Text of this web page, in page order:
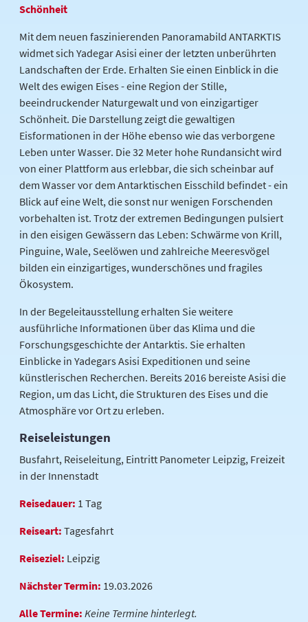
Schönheit
Mit dem neuen faszinierenden Panoramabild ANTARKTIS
widmet sich Yadegar Asisi einer der letzten unberührten
Landschaften der Erde. Erhalten Sie einen Einblick in die
Welt des ewigen Eises - eine Region der Stille,
beeindruckender Naturgewalt und von einzigartiger
Schönheit. Die Darstellung zeigt die gewaltigen
Eisformationen in der Höhe ebenso wie das verborgene
Leben unter Wasser. Die 32 Meter hohe Rundansicht wird
von einer Plattform aus erlebbar, die sich scheinbar auf
dem Wasser vor dem Antarktischen Eisschild befindet - ein
Blick auf eine Welt, die sonst nur wenigen Forschenden
vorbehalten ist. Trotz der extremen Bedingungen pulsiert
in den eisigen Gewässern das Leben: Schwärme von Krill,
Pinguine, Wale, Seelöwen und zahlreiche Meeresvögel
bilden ein einzigartiges, wunderschönes und fragiles
Ökosystem.
In der Begeleitausstellung erhalten Sie weitere
ausführliche Informationen über das Klima und die
Forschungsgeschichte der Antarktis. Sie erhalten
Einblicke in Yadegars Asisi Expeditionen und seine
künstlerischen Recherchen. Bereits 2016 bereiste Asisi die
Region, um das Licht, die Strukturen des Eises und die
Atmosphäre vor Ort zu erleben.
Reiseleistungen
Busfahrt, Reiseleitung, Eintritt Panometer Leipzig, Freizeit
in der Innenstadt
Reisedauer: 1 Tag
Reiseart: Tagesfahrt
Reiseziel: Leipzig
Nächster Termin: 19.03.2026
Alle Termine: Keine Termine hinterlegt.